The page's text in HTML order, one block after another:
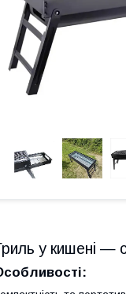
у кишені —